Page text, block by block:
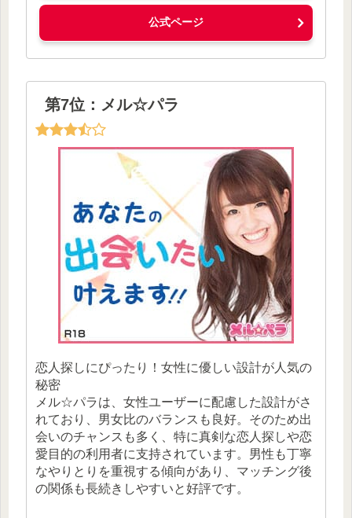
公式ページ
第7位：メル☆パラ
恋人探しにぴったり！女性に優しい設計が人気の
秘密
メル☆パラは、女性ユーザーに配慮した設計がさ
れており、男女比のバランスも良好。そのため出
会いのチャンスも多く、特に真剣な恋人探しや恋
愛目的の利用者に支持されています。男性も丁寧
なやりとりを重視する傾向があり、マッチング後
の関係も長続きしやすいと好評です。